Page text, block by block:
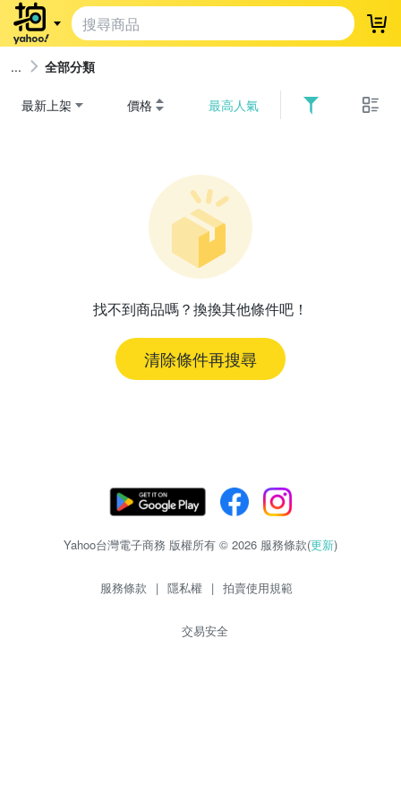
登
全部分類
最新上架 價格 最高人氣
找不到商品嗎？換換其他條件吧！
清除條件再搜尋
Yahoo台灣電子商務 版權所有 © 2026 服務條款(更新)
服務條款 | 隱私權 | 拍賣使用規範
交易安全